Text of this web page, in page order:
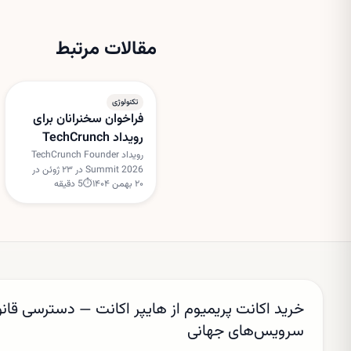
مقالات مرتبط
تکنولوژی
فراخوان سخنرانان برای
رویداد TechCrunch
Founder Summit 2026
رویداد TechCrunch Founder
Summit 2026 در ۲۳ ژوئن در
بوستون برگزار می‌شود و
۲۰ بهمن ۱۴۰۴ ⏱
5 دقیقه
خرید اکانت پریمیوم از هایپر اکانت — دسترسی
سرویس‌های جهانی